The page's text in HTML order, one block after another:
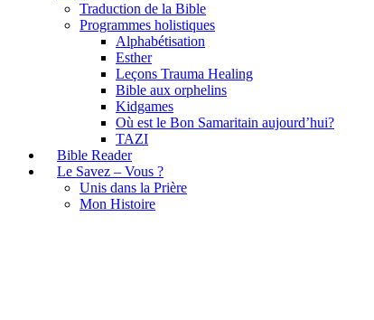
Traduction de la Bible
Programmes holistiques
Alphabétisation
Esther
Leçons Trauma Healing
Bible aux orphelins
Kidgames
Où est le Bon Samaritain aujourd’hui?
TAZI
Bible Reader
Le Savez – Vous ?
Unis dans la Prière
Mon Histoire